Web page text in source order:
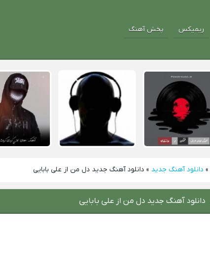
ریمیکس پخش آهنگ
» دانلود آهنگ جدید » دانلود آهنگ جدید دل من از علی بابایی
دانلود آهنگ جدید دل من از علی بابایی